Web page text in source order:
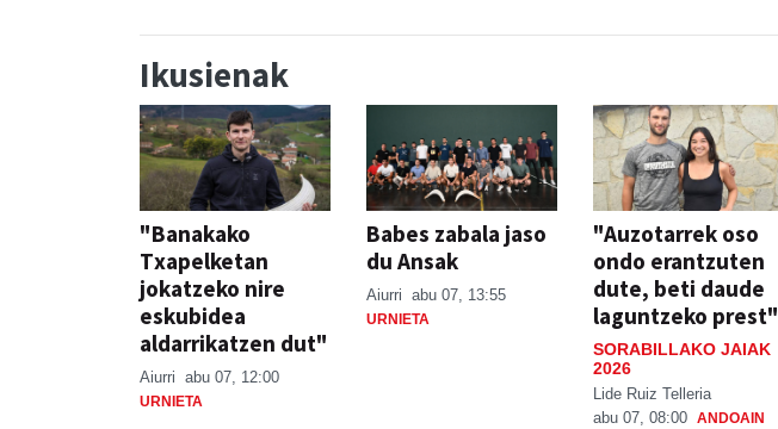
Ikusienak
"Banakako
Txapelketan
jokatzeko nire
eskubidea
aldarrikatzen dut"
Aiurri abu 07, 12:00
URNIETA
Babes zabala jaso
du Ansak
Aiurri abu 07, 13:55
URNIETA
"Auzotarrek oso
ondo erantzuten
dute, beti daude
laguntzeko prest"
SORABILLAKO JAIAK
2026
Lide Ruiz Telleria
abu 07, 08:00 ANDOAIN